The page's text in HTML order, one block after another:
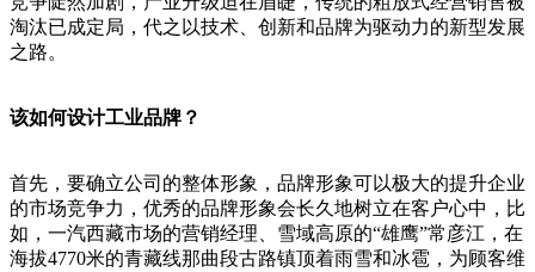
淘汰已成定局，代之以技术、创新和品牌为驱动力的新型发展
之路。
该如何设计工业品牌？
首先，要确立公司的整体形象，品牌形象可以极大的提升企业
的市场竞争力，优秀的品牌形象会长久地树立在客户心中，比
如，一汽西藏市场的营销经理、雪域高原的“雄鹰”常彦江，在
海拔4770米的青藏线那曲段古路镇顶着雨雪和冰雹，为顾客维